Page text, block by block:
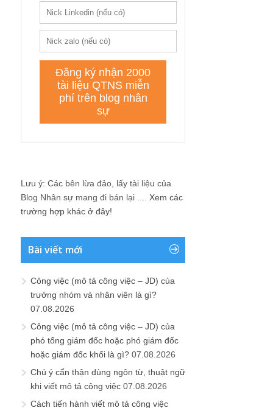
Lưu ý: Các bên lừa đảo, lấy tài liệu của
Blog Nhân sự mang đi bán lại .... Xem các
trường hợp khác ở đây!
Bài viết mới
Công việc (mô tả công việc – JD) của
trưởng nhóm và nhân viên là gì?
07.08.2026
Công việc (mô tả công việc – JD) của
phó tổng giám đốc hoặc phó giám đốc
hoặc giám đốc khối là gì? 07.08.2026
Chú ý cẩn thận dùng ngôn từ, thuật ngữ
khi viết mô tả công việc 07.08.2026
Cách tiến hành viết mô tả công việc